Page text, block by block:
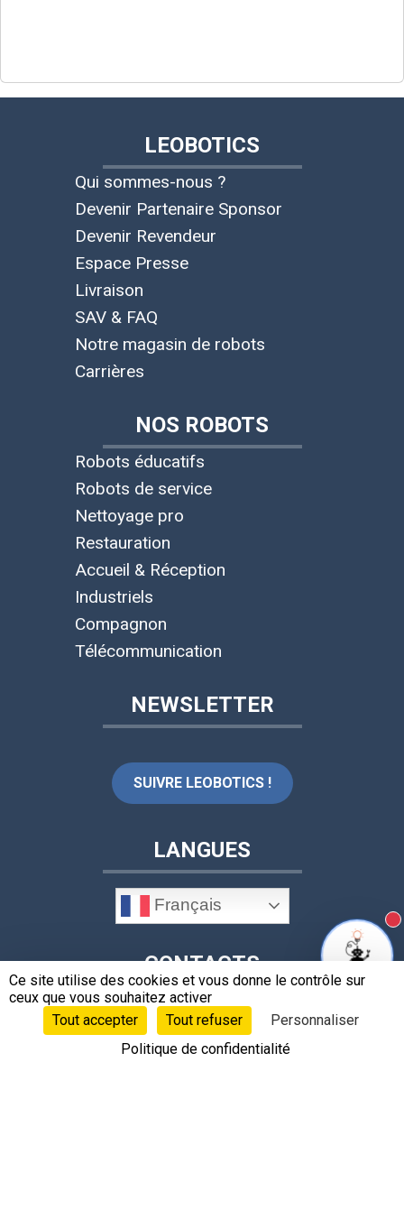
LEOBOTICS
Qui sommes-nous ?
Devenir Partenaire Sponsor
Devenir Revendeur
Espace Presse
Livraison
SAV & FAQ
Notre magasin de robots
Carrières
NOS ROBOTS
Robots éducatifs
Robots de service
Nettoyage pro
Restauration
Accueil & Réception
Industriels
Compagnon
Télécommunication
NEWSLETTER
SUIVRE LEOBOTICS !
LANGUES
Français
CONTACTS
Ce site utilise des cookies et vous donne le contrôle sur
ceux que vous souhaitez activer
Tout accepter
Tout refuser
Personnaliser
Politique de confidentialité